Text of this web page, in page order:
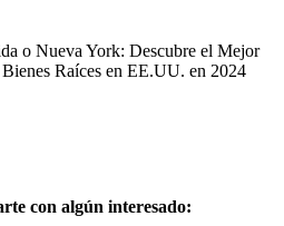
o Nueva York: Descubre el Mejor
Raíces en EE.UU. en 2024
con algún interesado: